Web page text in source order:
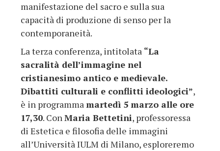
manifestazione del sacro e sulla sua
capacità di produzione di senso per la
contemporaneità.
La terza conferenza, intitolata “La
sacralità dell’immagine nel
cristianesimo antico e medievale.
Dibattiti culturali e conflitti ideologici”,
è in programmamartedì 5 marzo alle ore
17,30. ConMaria Bettetini, professoressa
di Estetica e filosofia delle immagini
all’Università IULM di Milano, esploreremo